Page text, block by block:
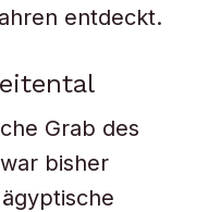
entdeckt.
Grab des
bisher